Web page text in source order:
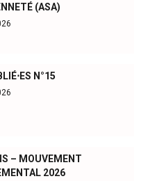
(ASA)
N°15
– MOUVEMENT
2026